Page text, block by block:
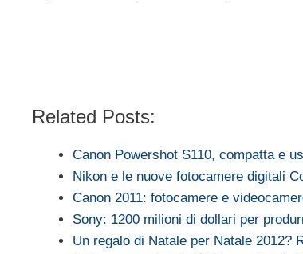
Related Posts:
Canon Powershot S110, compatta e
Nikon e le nuove fotocamere digitali
Canon 2011: fotocamere e
Sony: 1200 milioni di dollari per
Un regalo di Natale per Natale 2012?